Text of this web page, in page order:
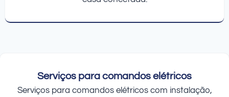
Serviços para comandos elétricos
Serviços para comandos elétricos com instalação,